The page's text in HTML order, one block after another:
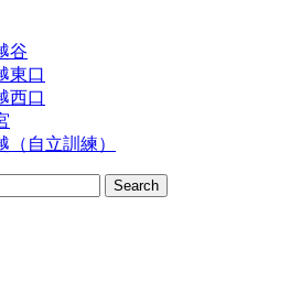
谷
東口
西口
（自立訓練）
Search